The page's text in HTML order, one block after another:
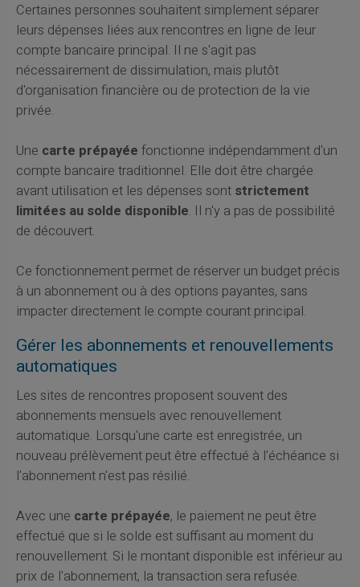
Certaines personnes souhaitent simplement séparer
leurs dépenses liées aux rencontres en ligne de leur
compte bancaire principal. Il ne s'agit pas
nécessairement de dissimulation, mais plutôt
d'organisation financière ou de protection de la vie
privée.
Une carte prépayée fonctionne indépendamment d'un
compte bancaire traditionnel. Elle doit être chargée
avant utilisation et les dépenses sont strictement
limitées au solde disponible. Il n'y a pas de possibilité
de découvert.
Ce fonctionnement permet de réserver un budget précis
à un abonnement ou à des options payantes, sans
impacter directement le compte courant principal.
Gérer les abonnements et renouvellements
automatiques
Les sites de rencontres proposent souvent des
abonnements mensuels avec renouvellement
automatique. Lorsqu'une carte est enregistrée, un
nouveau prélèvement peut être effectué à l'échéance si
l'abonnement n'est pas résilié.
Avec une carte prépayée, le paiement ne peut être
effectué que si le solde est suffisant au moment du
renouvellement. Si le montant disponible est inférieur au
prix de l'abonnement, la transaction sera refusée.